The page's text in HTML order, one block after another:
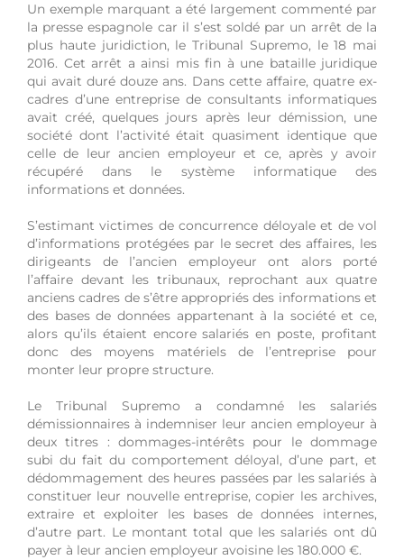
Un exemple marquant a été largement commenté par
la presse espagnole car il s’est soldé par un arrêt de la
plus haute juridiction, le Tribunal Supremo, le 18 mai
2016. Cet arrêt a ainsi mis fin à une bataille juridique
qui avait duré douze ans. Dans cette affaire, quatre ex-
cadres d’une entreprise de consultants informatiques
avait créé, quelques jours après leur démission, une
société dont l’activité était quasiment identique que
celle de leur ancien employeur et ce, après y avoir
récupéré dans le système informatique des
informations et données.
S’estimant victimes de concurrence déloyale et de vol
d’informations protégées par le secret des affaires, les
dirigeants de l’ancien employeur ont alors porté
l’affaire devant les tribunaux, reprochant aux quatre
anciens cadres de s’être appropriés des informations et
des bases de données appartenant à la société et ce,
alors qu’ils étaient encore salariés en poste, profitant
donc des moyens matériels de l’entreprise pour
monter leur propre structure.
Le Tribunal Supremo a condamné les salariés
démissionnaires à indemniser leur ancien employeur à
deux titres : dommages-intérêts pour le dommage
subi du fait du comportement déloyal, d’une part, et
dédommagement des heures passées par les salariés à
constituer leur nouvelle entreprise, copier les archives,
extraire et exploiter les bases de données internes,
d’autre part. Le montant total que les salariés ont dû
payer à leur ancien employeur avoisine les 180.000 €.